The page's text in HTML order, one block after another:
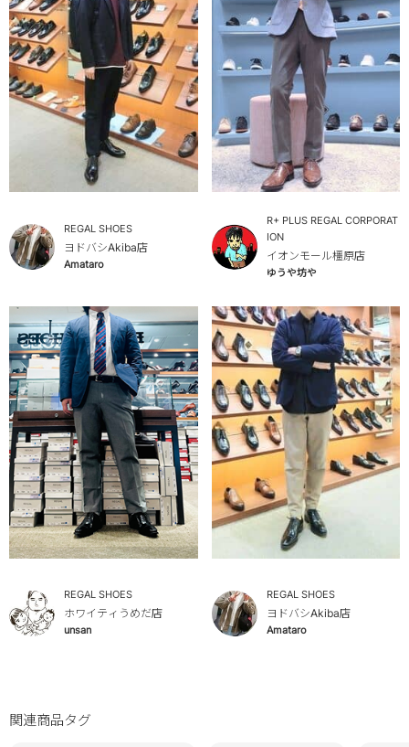
REGAL SHOES
ヨドバシAkiba店
Amataro
R+ PLUS REGAL CORPORAT
ION
イオンモール橿原店
ゆうや坊や
REGAL SHOES
ホワイティうめだ店
unsan
REGAL SHOES
ヨドバシAkiba店
Amataro
関連商品タグ